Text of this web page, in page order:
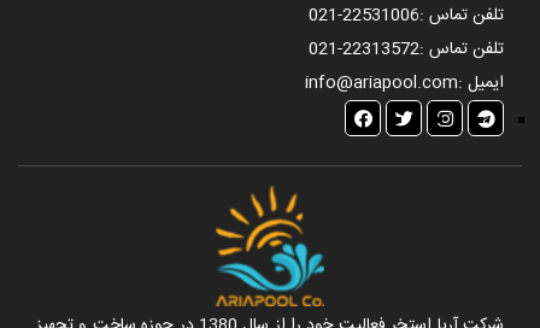
تلفن تماس :021-22531006
تلفن تماس :021-22313572
ایمیل :info@ariapool.com